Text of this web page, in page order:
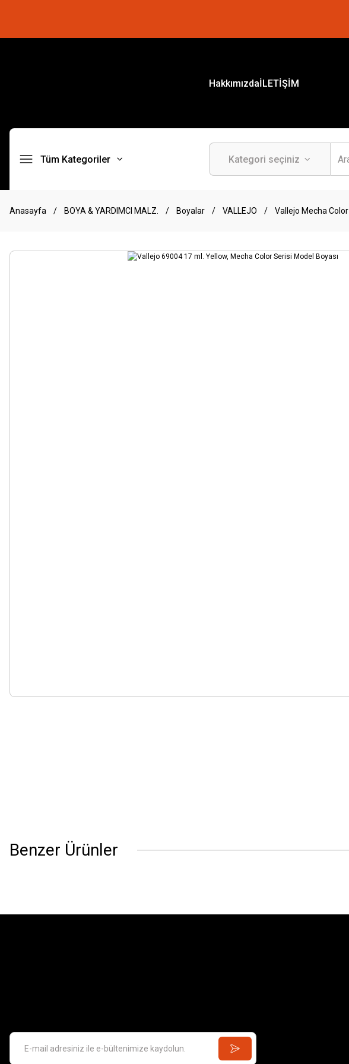
HakkımızdaİLETİŞİM
Tüm Kategoriler
Anasayfa BOYA & YARDIMCI MALZ. Boyalar VALLEJO Vallejo Mecha Color
Benzer Ürünler